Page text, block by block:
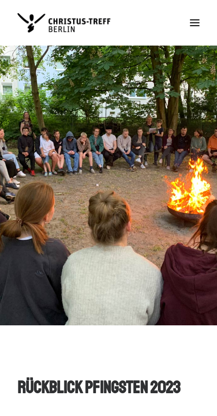
Sonntag
Alltag
Christus-Treff
Kontakt
SPENDEN
Rückblick Pfingsten 2023